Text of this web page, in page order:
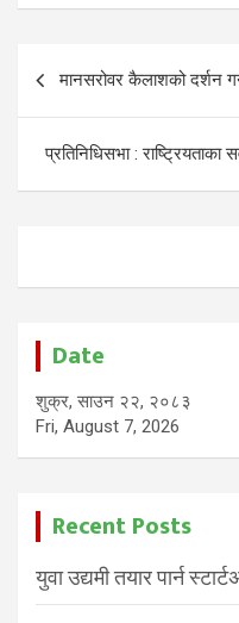
Post
navigation
मानसरोवर कैलाशको दर्शन
प्रतिनिधिसभा : राष्ट्रियताका
Date
शुक्र, साउन २२, २०८३
Fri, August 7, 2026
Recent Posts
युवा उद्यमी तयार पार्न